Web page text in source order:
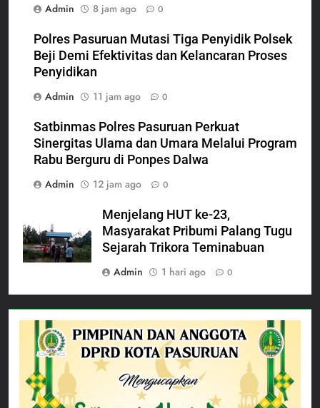
Admin
8 jam ago 0
Polres Pasuruan Mutasi Tiga Penyidik Polsek
Beji Demi Efektivitas dan Kelancaran Proses
Penyidikan
Admin
11 jam ago 0
Satbinmas Polres Pasuruan Perkuat
Sinergitas Ulama dan Umara Melalui Program
Rabu Berguru di Ponpes Dalwa
Admin
12 jam ago 0
Menjelang HUT ke-23,
Masyarakat Pribumi Palang Tugu
Sejarah Trikora Teminabuan
Admin
1 hari ago 0